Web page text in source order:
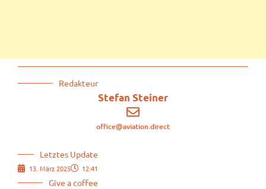
Redakteur
Stefan Steiner
office@aviation.direct
Letztes Update
13. März 2025 12:41
Give a coffee